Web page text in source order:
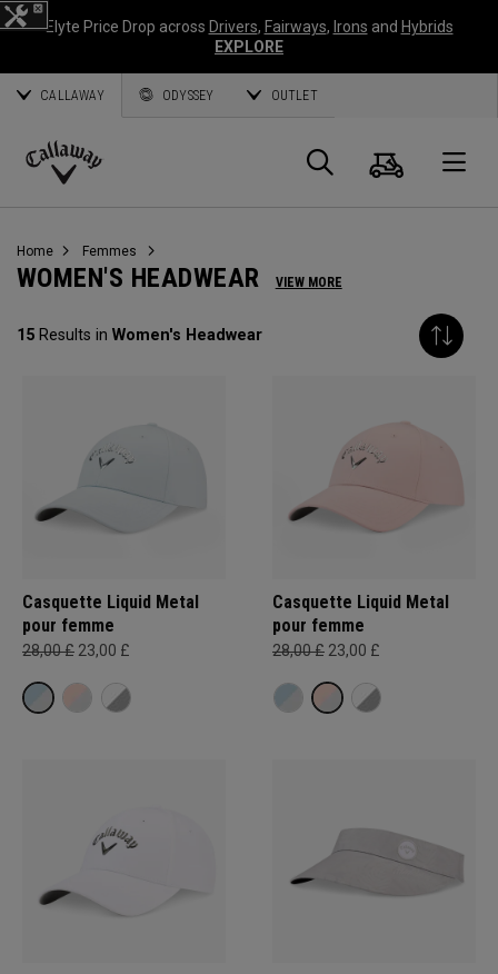
Elyte Price Drop across Drivers, Fairways, Irons and Hybrids
EXPLORE
CALLAWAY ODYSSEY OUTLET
Callaway
Panier
Home Femmes
WOMEN'S HEADWEAR VIEW MORE
15 Results in Women's Headwear
Casquette Liquid Metal
pour femme
28,00 £ 23,00 £
Casquette Liquid Metal
pour femme
28,00 £ 23,00 £